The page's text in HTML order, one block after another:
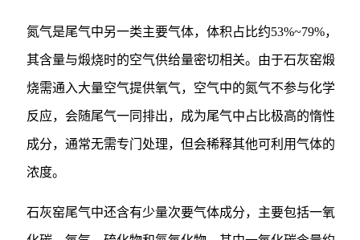
氮气是尾气中另一类主要气体，体积占比约53%~79%，
其含量与煅烧时的空气供给量密切相关。由于石灰窑煅
烧需通入大量空气提供氧气，空气中的氮气不参与化学
反应，会随尾气一同排出，成为尾气中占比极高的惰性
成分，通常无需专门处理，但会稀释其他可利用气体的
浓度。
石灰窑尾气中还含有少量次要气体成分，主要包括一氧